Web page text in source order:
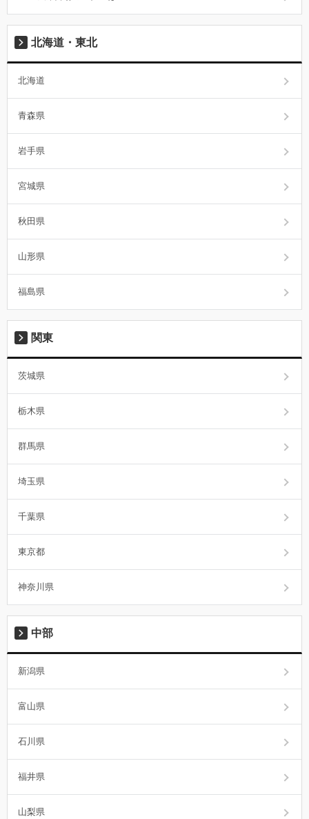
北海道・東北
北海道
青森県
岩手県
宮城県
秋田県
山形県
福島県
関東
茨城県
栃木県
群馬県
埼玉県
千葉県
東京都
神奈川県
中部
新潟県
富山県
石川県
福井県
山梨県